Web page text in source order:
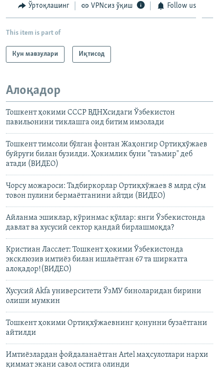
Ўртоқлашинг VPNсиз ўқиш Follow us
This item is part of
Кун мавзулари Иқтисод
Алоқадор
Тошкент ҳокими СССР ВДНХсидаги Ўзбекистон
павильонини тиклашга оид битим имзолади
Тошкент тимсоли бўлган фонтан Жаҳонгир Ортиқхўжаев
буйруғи билан бузилди. Ҳокимлик буни "таъмир" деб
атади (ВИДЕО)
Чорсу можароси: Тадбиркорлар Ортиқхўжаев 8 млрд сўм
товон пулини бермаëтганини айтди (ВИДЕО)
Айланма эшиклар, кўринмас қўллар: янги Ўзбекистонда
давлат ва хусусий сектор қандай бирлашмоқда?
Кристиан Ласслет: Тошкент ҳокими Ўзбекистонда
эксклюзив имтиëз билан ишлаëтган 67 та ширкатга
алоқадор!(ВИДЕО)
Хусусий Akfa университети ЎзМУ биноларидан бирини
олиши мумкин
Тошкент ҳокими Ортиқхўжаевнинг қонунни бузаётгани
айтилди
Имтиёзлардан фойдаланаётган Artel маҳсулотлари нархи
қиммат экани савол остига олинди